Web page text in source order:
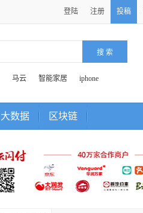
登陆 注册 投稿
马云 智能家居 iphone
大数据 区块链